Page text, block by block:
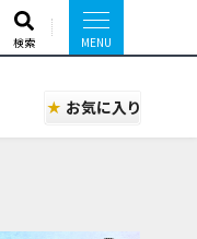
検索
お気に入り